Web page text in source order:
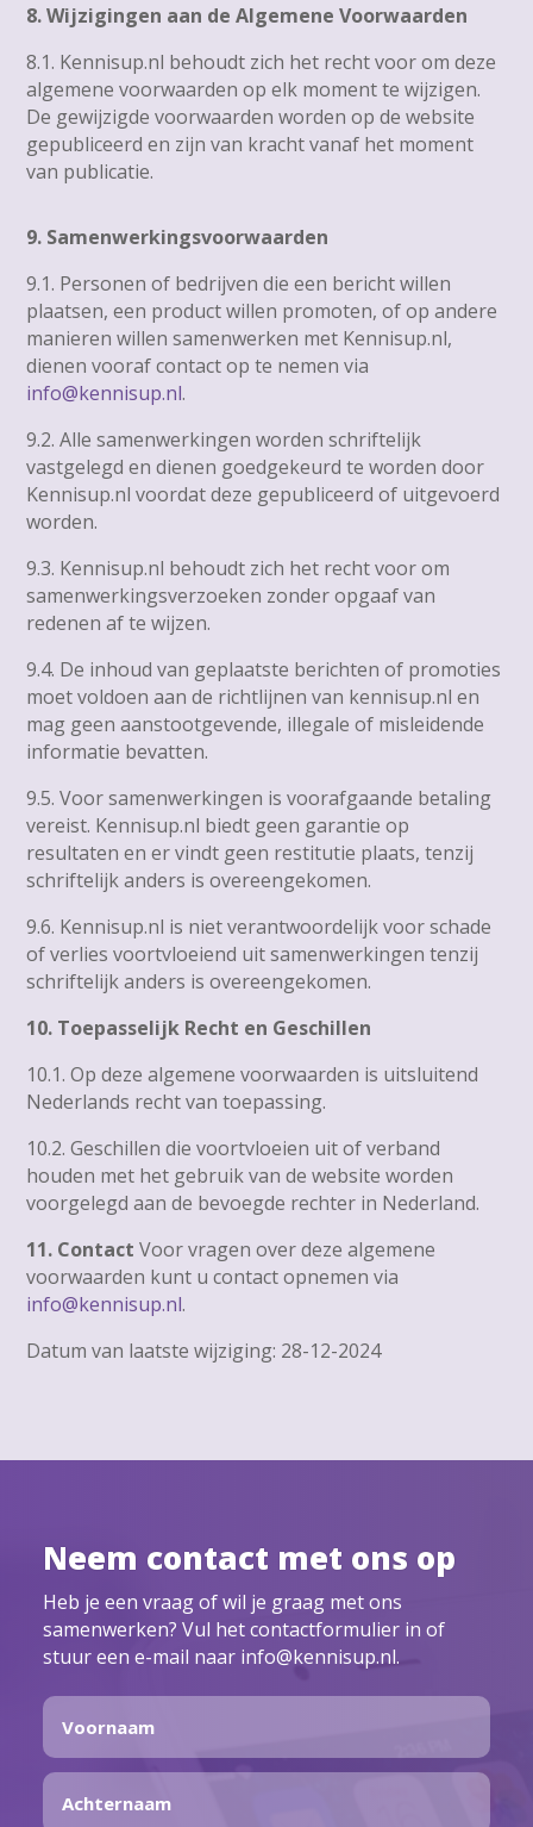
8. Wijzigingen aan de Algemene Voorwaarden
8.1. Kennisup.nl behoudt zich het recht voor om deze
algemene voorwaarden op elk moment te wijzigen.
De gewijzigde voorwaarden worden op de website
gepubliceerd en zijn van kracht vanaf het moment
van publicatie.
9. Samenwerkingsvoorwaarden
9.1. Personen of bedrijven die een bericht willen
plaatsen, een product willen promoten, of op andere
manieren willen samenwerken met Kennisup.nl,
dienen vooraf contact op te nemen via
info@kennisup.nl.
9.2. Alle samenwerkingen worden schriftelijk
vastgelegd en dienen goedgekeurd te worden door
Kennisup.nl voordat deze gepubliceerd of uitgevoerd
worden.
9.3. Kennisup.nl behoudt zich het recht voor om
samenwerkingsverzoeken zonder opgaaf van
redenen af te wijzen.
9.4. De inhoud van geplaatste berichten of promoties
moet voldoen aan de richtlijnen van kennisup.nl en
mag geen aanstootgevende, illegale of misleidende
informatie bevatten.
9.5. Voor samenwerkingen is voorafgaande betaling
vereist. Kennisup.nl biedt geen garantie op
resultaten en er vindt geen restitutie plaats, tenzij
schriftelijk anders is overeengekomen.
9.6. Kennisup.nl is niet verantwoordelijk voor schade
of verlies voortvloeiend uit samenwerkingen tenzij
schriftelijk anders is overeengekomen.
10. Toepasselijk Recht en Geschillen
10.1. Op deze algemene voorwaarden is uitsluitend
Nederlands recht van toepassing.
10.2. Geschillen die voortvloeien uit of verband
houden met het gebruik van de website worden
voorgelegd aan de bevoegde rechter in Nederland.
11. Contact Voor vragen over deze algemene
voorwaarden kunt u contact opnemen via
info@kennisup.nl.
Datum van laatste wijziging: 28-12-2024
Neem contact met ons op
Heb je een vraag of wil je graag met ons
samenwerken? Vul het contactformulier in of
stuur een e-mail naar info@kennisup.nl.